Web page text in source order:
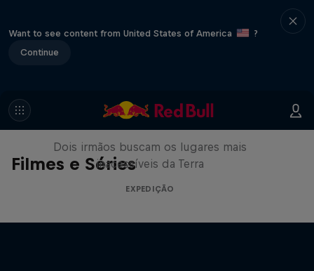
Want to see content from United States of America
?
Continue
Filmes e Séries
The Turner Twins
Dois irmãos buscam os lugares mais
inacessíveis da Terra
EXPEDIÇÃO